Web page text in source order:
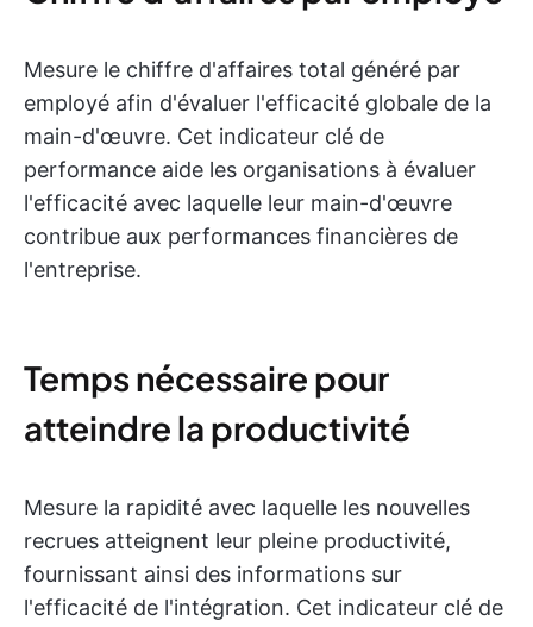
Mesure le chiffre d'affaires total généré par
employé afin d'évaluer l'efficacité globale de la
main-d'œuvre. Cet indicateur clé de
performance aide les organisations à évaluer
l'efficacité avec laquelle leur main-d'œuvre
contribue aux performances financières de
l'entreprise.
Temps nécessaire pour
atteindre la productivité
Mesure la rapidité avec laquelle les nouvelles
recrues atteignent leur pleine productivité,
fournissant ainsi des informations sur
l'efficacité de l'intégration. Cet indicateur clé de